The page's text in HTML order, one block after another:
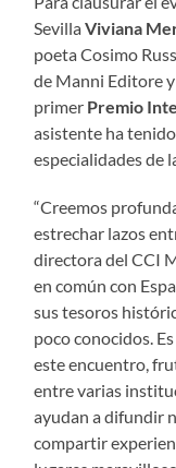
SevillaViviana
poeta Cosimo
de Manni Editore
primer Premio
asistente ha
especialidades de
“Creemos
estrechar lazos
directora del CCI
en común con
sus tesoros
poco conocidos.
este encuentro,
entre varias
ayudan a difundir
compartir